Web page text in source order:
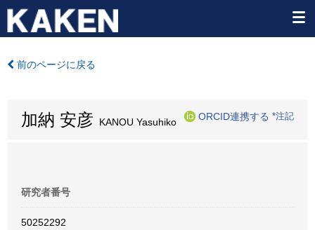
前のページに戻る
加納 安彦 KANOU Yasuhiko
ORCID連携する *注記
研究者番号
50252292